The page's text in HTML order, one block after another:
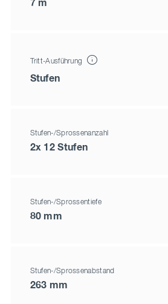
7 m
Tritt-Ausführung
Stufen
Stufen-/Sprossenanzahl
2x 12 Stufen
Stufen-/Sprossentiefe
80 mm
Stufen-/Sprossenabstand
263 mm